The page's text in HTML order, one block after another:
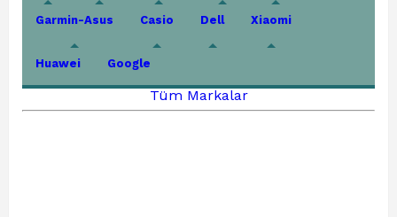
Garmin-Asus Casio Dell Xiaomi
Huawei Google
Tüm Markalar